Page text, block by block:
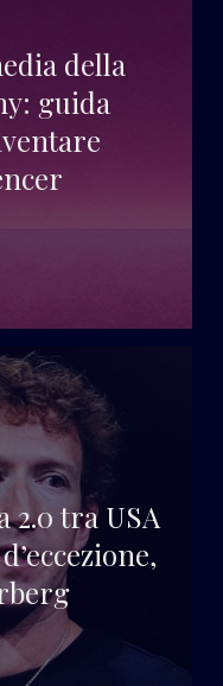
della
guida
2.0 tra USA